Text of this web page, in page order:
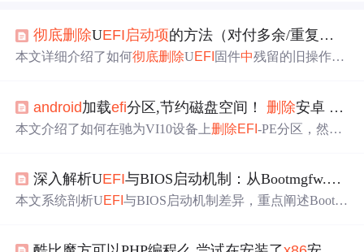
彻底删除UEFI启动项的方法（对付多余/重复 启动项
本文详细介绍了如何彻底删除UEFI 固件中残留的旧操作系
置，最终清除所有冗余引导项。
android加载efi分区,节约磁盘空间！删除安卓 EFI
本文介绍了如何在驰为VI10设备上删除EFI-PE分区，然后
盘，到进入工程模式，选择正确的 启动项，进行分区调
整，最后使用CGI工具GHOST还原系统的过程。
深入解析UEFI与BIOS启动机制：从Bootmgfw.efi
本文系统剖析UEFI与BIOS启动机制差异，重点阐述Bootm